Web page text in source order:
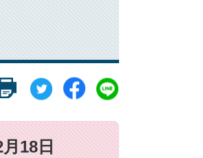
12月18日